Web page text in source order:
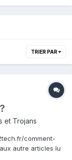
TRIER PAR
et Trojans
comment-
autre articles lu